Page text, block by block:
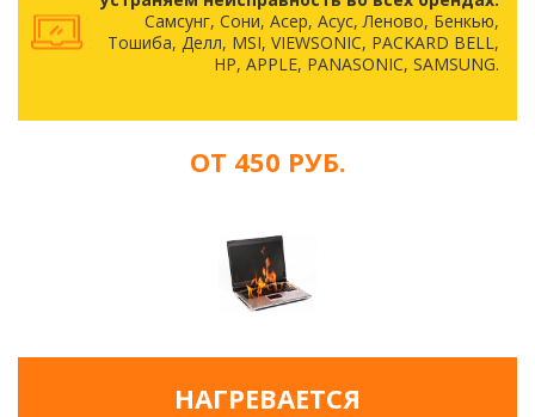
Самсунг, Сони, Асер, Асус, Леново, Бенкью,
Тошиба, Делл, MSI, VIEWSONIC, PACKARD BELL,
HP, APPLE, PANASONIC, SAMSUNG.
ОТ 450 РУБ.
НАГРЕВАЕТСЯ